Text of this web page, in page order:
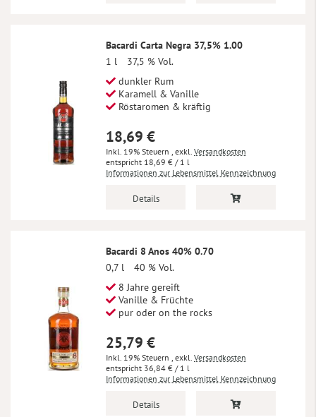
Bacardi Carta Negra 37,5% 1.00
1 l
37,5 % Vol.
dunkler Rum
Karamell & Vanille
Röstaromen & kräftig
18,69 €
Inkl. 19% Steuern , exkl. Versandkosten
18,69 € / 1 l
Informationen zur Lebensmittel Kennzeichnung
Details
Bacardi 8 Anos 40% 0.70
0,7 l
40 % Vol.
8 Jahre gereift
Vanille & Früchte
pur oder on the rocks
25,79 €
Inkl. 19% Steuern , exkl. Versandkosten
36,84 € / 1 l
Informationen zur Lebensmittel Kennzeichnung
Details